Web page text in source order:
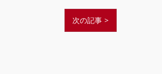
次の記事 >